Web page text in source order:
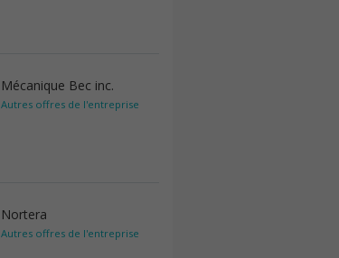
Mécanique Bec inc.
Autres offres de l'entreprise
Nortera
Autres offres de l'entreprise